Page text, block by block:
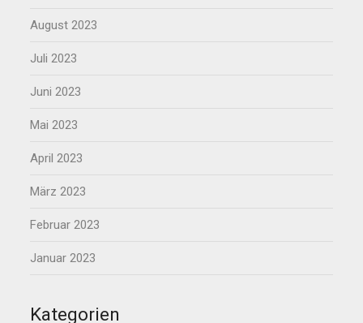
August 2023
Juli 2023
Juni 2023
Mai 2023
April 2023
März 2023
Februar 2023
Januar 2023
Kategorien